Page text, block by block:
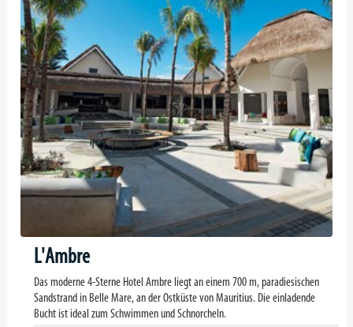
L'Ambre
Das moderne 4-Sterne Hotel Ambre liegt an einem 700 m, paradiesischen
Sandstrand in Belle Mare, an der Ostküste von Mauritius. Die einladende
Bucht ist ideal zum Schwimmen und Schnorcheln.